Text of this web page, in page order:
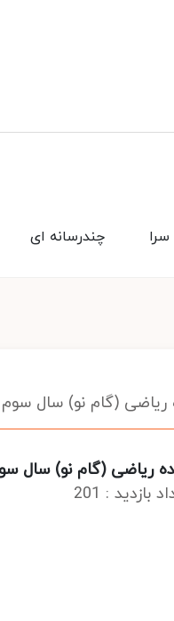
چندرسانه ای
(گام نو) سال
ریاضی (گام نو) سال
بازدید : 201